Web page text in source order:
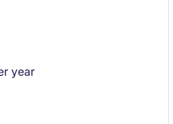
year